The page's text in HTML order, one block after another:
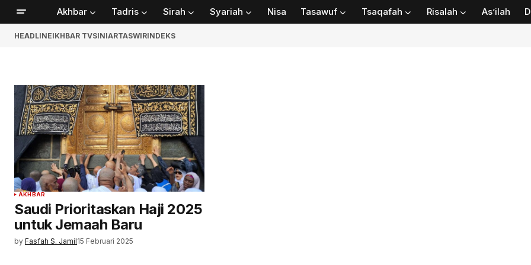
Akhbar Tadris Sirah Syariah Nisa Tasawuf Tsaqafah Risalah As’ilah
HEADLINEIKHBAR TVSINIARTASWIRINDEKS
AKHBAR
Saudi Prioritaskan Haji 2025
untuk Jemaah Baru
by Fasfah S. Jamil15 Februari 2025